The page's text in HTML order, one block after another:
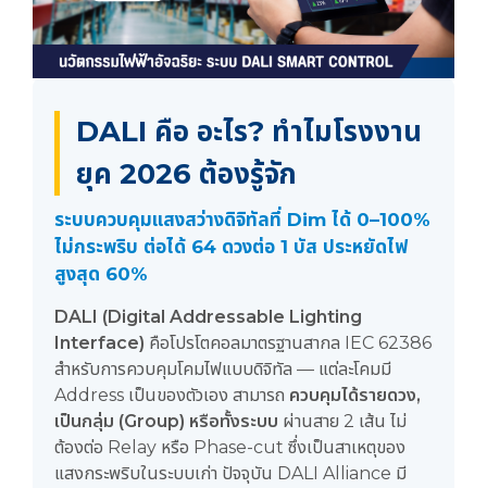
DALI คือ อะไร? ทำไมโรงงาน
ยุค 2026 ต้องรู้จัก
ระบบควบคุมแสงสว่างดิจิทัลที่ Dim ได้ 0–100%
ไม่กระพริบ ต่อได้ 64 ดวงต่อ 1 บัส ประหยัดไฟ
สูงสุด 60%
DALI (Digital Addressable Lighting
Interface) คือโปรโตคอลมาตรฐานสากล IEC 62386
สำหรับการควบคุมโคมไฟแบบดิจิทัล — แต่ละโคมมี
Address เป็นของตัวเอง สามารถ ควบคุมได้รายดวง,
เป็นกลุ่ม (Group) หรือทั้งระบบ ผ่านสาย 2 เส้น ไม่
ต้องต่อ Relay หรือ Phase-cut ซึ่งเป็นสาเหตุของ
แสงกระพริบในระบบเก่า ปัจจุบัน DALI Alliance มี